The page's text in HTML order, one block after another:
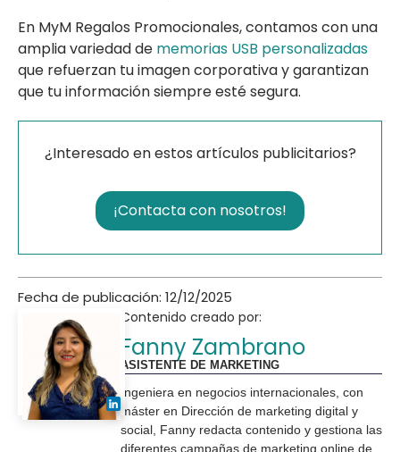
En MyM Regalos Promocionales, contamos con una
amplia variedad de memorias USB personalizadas
que refuerzan tu imagen corporativa y garantizan
que tu información siempre esté segura.
¿Interesado en estos artículos publicitarios?
¡Contacta con nosotros!
Fecha de publicación: 12/12/2025
Contenido creado por:
Fanny Zambrano
ASISTENTE DE MARKETING
Ingeniera en negocios internacionales, con
máster en Dirección de marketing digital y
social, Fanny redacta contenido y gestiona las
diferentes campañas de marketing online de